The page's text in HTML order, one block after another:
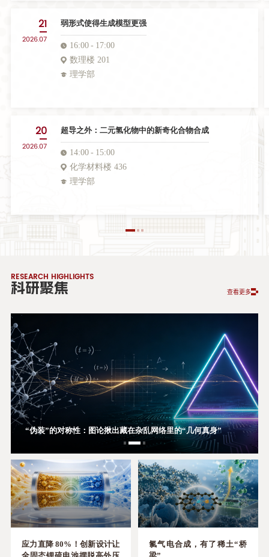
21
2026.07
弱形式使得生成模型更强
16:00
17:00
数理楼 201
理学部
20
2026.07
超导之外：二元氢化物中的新奇化合物合成
14:00
15:00
化学材料楼 436
理学部
RESEARCH HIGHLIGHTS
科研聚焦 查看更多
可规模化、高可靠性！湿法制备打破卤化物全固态电池量产壁垒
“伪装”的对称性：图论揪出藏在杂乱网络里的“几何真身”
破锂碘电池研究堵点，有了这一关键描述符
应力直降 80%！创新设计让
氯气电合成，有了稀土“桥